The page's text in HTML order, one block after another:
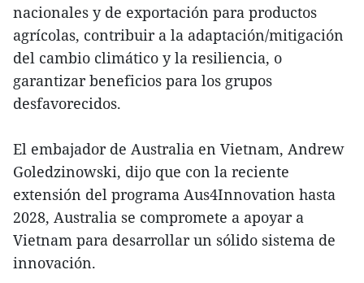
nacionales y de exportación para productos
agrícolas, contribuir a la adaptación/mitigación
del cambio climático y la resiliencia, o
garantizar beneficios para los grupos
desfavorecidos.
El embajador de Australia en Vietnam, Andrew
Goledzinowski, dijo que con la reciente
extensión del programa Aus4Innovation hasta
2028, Australia se compromete a apoyar a
Vietnam para desarrollar un sólido sistema de
innovación.